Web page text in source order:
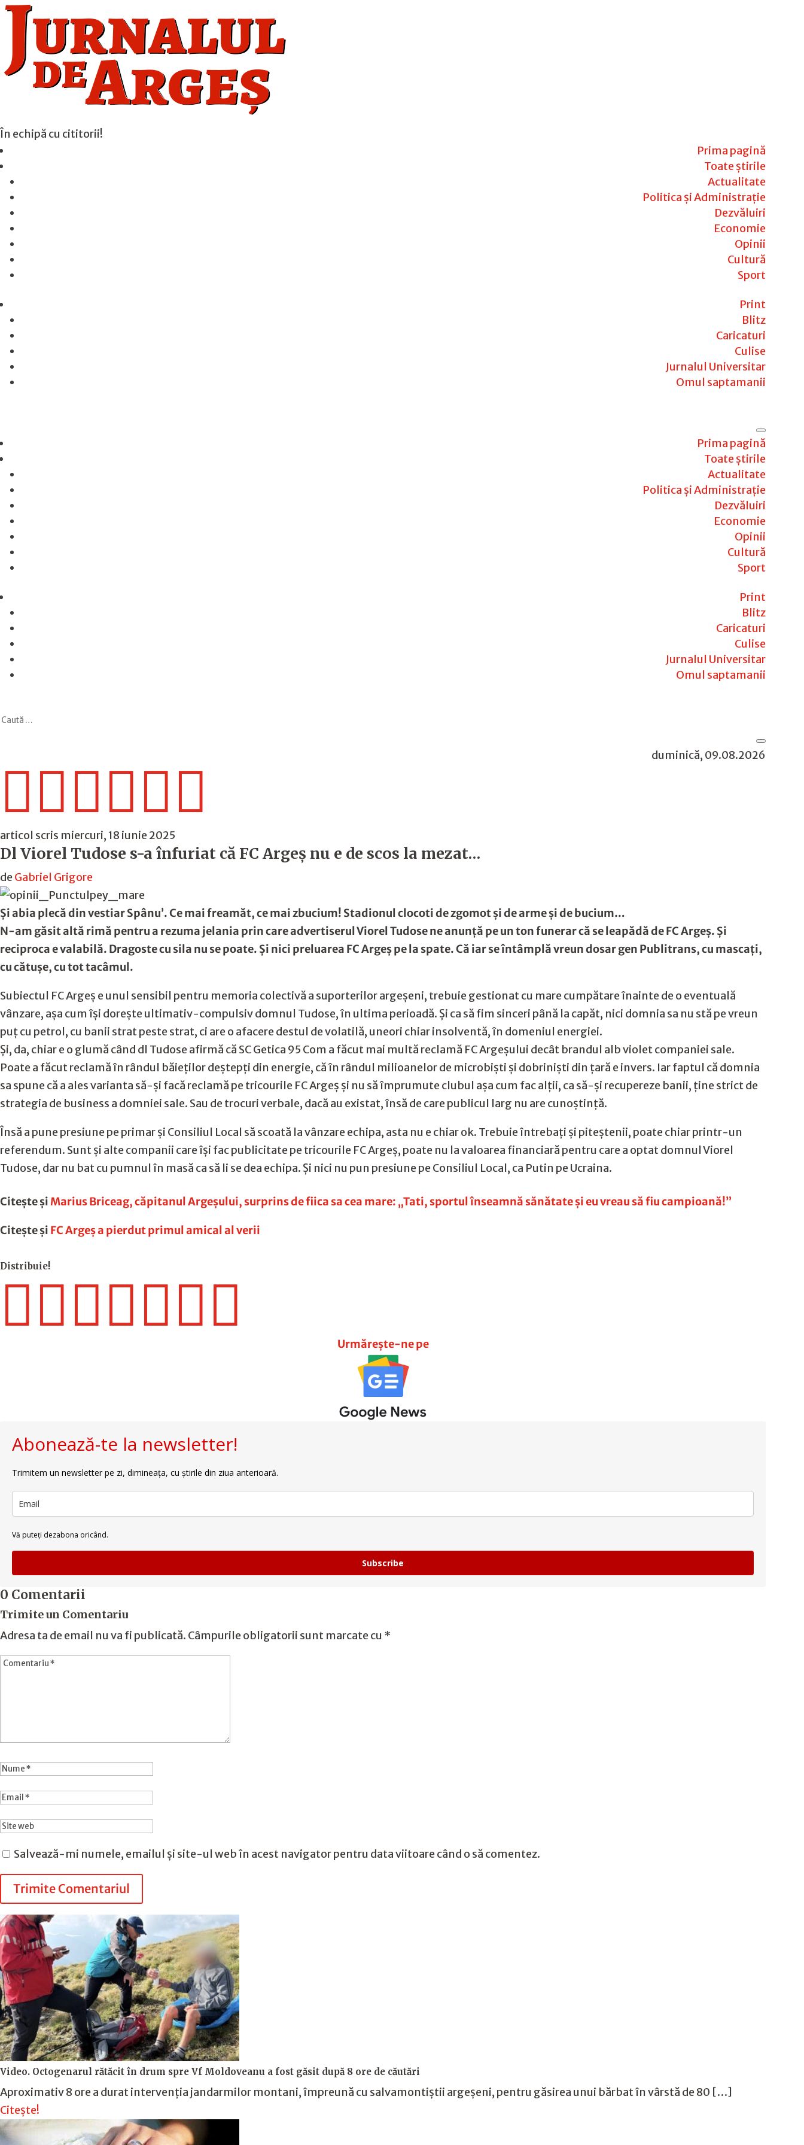
În echipă cu cititorii!
Prima pagină
Toate știrile
Actualitate
Politica și Administrație
Dezvăluiri
Economie
Opinii
Cultură
Sport
Print
Blitz
Caricaturi
Culise
Jurnalul Universitar
Omul saptamanii
Prima pagină
Toate știrile
Actualitate
Politica și Administrație
Dezvăluiri
Economie
Opinii
Cultură
Sport
Print
Blitz
Caricaturi
Culise
Jurnalul Universitar
Omul saptamanii
duminică, 09.08.2026

articol scris miercuri, 18 iunie 2025
Dl Viorel Tudose s-a înfuriat că FC Argeş nu e de scos la mezat…
de Gabriel Grigore
Și abia plecă din vestiar Spânu’. Ce mai freamăt, ce mai zbucium! Stadionul clocoti de zgomot și de arme și de bucium…
N-am găsit altă rimă pentru a rezuma jelania prin care advertiserul Viorel Tudose ne anunță pe un ton funerar că se leapădă de FC Argeș. Și
reciproca e valabilă. Dragoste cu sila nu se poate. Și nici preluarea FC Argeș pe la spate. Că iar se întâmplă vreun dosar gen Publitrans, cu mascați,
cu cătușe, cu tot tacâmul.
Subiectul FC Argeș e unul sensibil pentru memoria colectivă a suporterilor argeșeni, trebuie gestionat cu mare cumpătare înainte de o eventuală
vânzare, așa cum își dorește ultimativ-compulsiv domnul Tudose, în ultima perioadă. Și ca să fim sinceri până la capăt, nici domnia sa nu stă pe vreun
puț cu petrol, cu banii strat peste strat, ci are o afacere destul de volatilă, uneori chiar insolventă, în domeniul energiei.
Și, da, chiar e o glumă când dl Tudose afirmă că SC Getica 95 Com a făcut mai multă reclamă FC Argeșului decât brandul alb violet companiei sale.
Poate a făcut reclamă în rândul băieților deștepți din energie, că în rândul milioanelor de microbiști și dobriniști din țară e invers. Iar faptul că domnia
sa spune că a ales varianta să-și facă reclamă pe tricourile FC Argeș și nu să împrumute clubul așa cum fac alții, ca să-și recupereze banii, ține strict de
strategia de business a domniei sale. Sau de trocuri verbale, dacă au existat, însă de care publicul larg nu are cunoștință.
Însă a pune presiune pe primar și Consiliul Local să scoată la vânzare echipa, asta nu e chiar ok. Trebuie întrebați și piteștenii, poate chiar printr-un
referendum. Sunt și alte companii care își fac publicitate pe tricourile FC Argeș, poate nu la valoarea financiară pentru care a optat domnul Viorel
Tudose, dar nu bat cu pumnul în masă ca să li se dea echipa. Și nici nu pun presiune pe Consiliul Local, ca Putin pe Ucraina.
Citește șiMarius Briceag, căpitanul Argeșului, surprins de fiica sa cea mare: „Tati, sportul înseamnă sănătate și eu vreau să fiu campioană!”
Citește și FC Argeș a pierdut primul amical al verii
Distribuie!

Urmărește-ne pe
Abonează-te la newsletter!
Trimitem un newsletter pe zi, dimineața, cu știrile din ziua anterioară.
Vă puteți dezabona oricând.
Subscribe
0 Comentarii
Trimite un Comentariu
Adresa ta de email nu va fi publicată. Câmpurile obligatorii sunt marcate cu *
Salvează-mi numele, emailul și site-ul web în acest navigator pentru data viitoare când o să comentez.
Trimite Comentariul
Video. Octogenarul rătăcit în drum spre Vf Moldoveanu a fost găsit după 8 ore de căutări
Aproximativ 8 ore a durat intervenția jandarmilor montani, împreună cu salvamontiștii argeșeni, pentru găsirea unui bărbat în vârstă de 80 […]
Citește!